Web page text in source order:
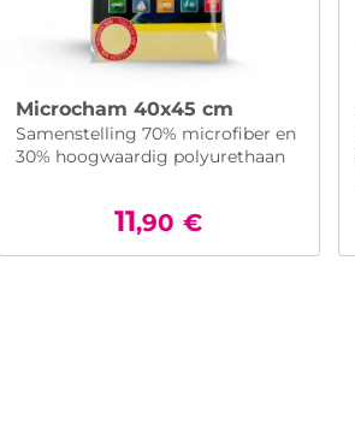
Microcham 40x45 cm
Samenstelling 70% microfiber en
30% hoogwaardig polyurethaan
11,90 €